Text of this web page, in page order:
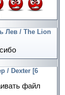
Лев / The Lion
/ Dexter [6
файл